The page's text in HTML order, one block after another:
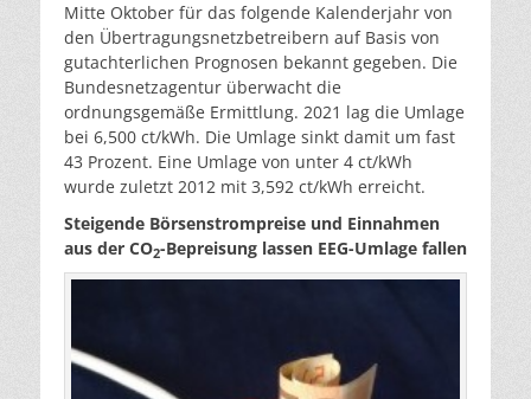
Mitte Oktober für das folgende Kalenderjahr von
den Übertragungsnetzbetreibern auf Basis von
gutachterlichen Prognosen bekannt gegeben. Die
Bundesnetzagentur überwacht die
ordnungsgemäße Ermittlung. 2021 lag die Umlage
bei 6,500 ct/kWh. Die Umlage sinkt damit um fast
43 Prozent. Eine Umlage von unter 4 ct/kWh
wurde zuletzt 2012 mit 3,592 ct/kWh erreicht.
Steigende Börsenstrompreise und Einnahmen
aus der CO2-Bepreisung lassen EEG-Umlage fallen